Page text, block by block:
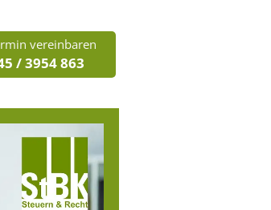
vereinbaren
/ 3954 863